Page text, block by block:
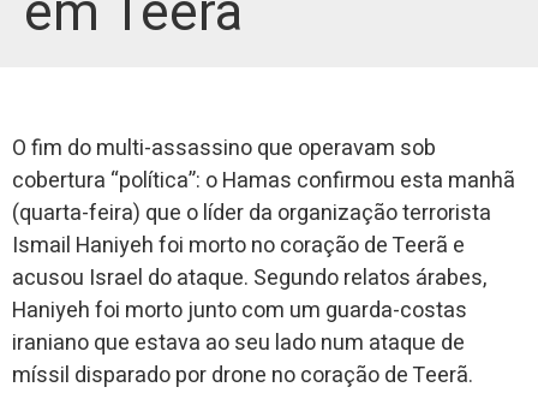
O fim do multi-assassino que operavam sob
cobertura “política”: o Hamas confirmou esta manhã
(quarta-feira) que o líder da organização terrorista
Ismail Haniyeh foi morto no coração de Teerã e
acusou Israel do ataque. Segundo relatos árabes,
Haniyeh foi morto junto com um guarda-costas
iraniano que estava ao seu lado num ataque de
míssil disparado por drone no coração de Teerã.